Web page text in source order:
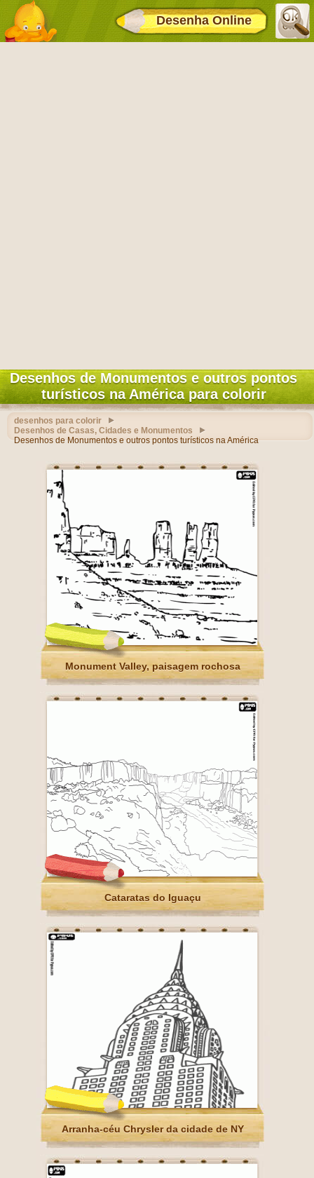
Desenha Online
Desenhos de Monumentos e outros pontos
turísticos na América para colorir
desenhos para colorir
Desenhos de Casas, Cidades e Monumentos
Desenhos de Monumentos e outros pontos turísticos na América
Monument Valley, paisagem rochosa
Cataratas do Iguaçu
Arranha-céu Chrysler da cidade de NY